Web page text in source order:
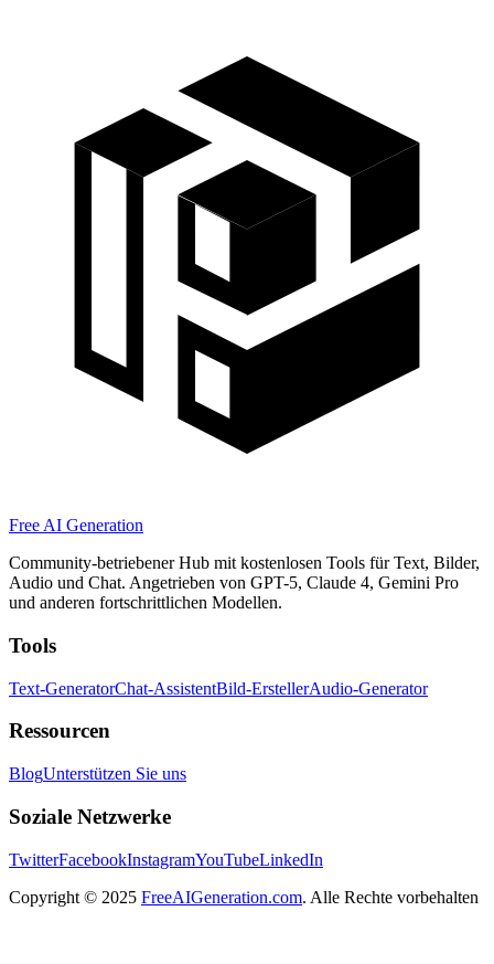
Free AI Generation
Community-betriebener Hub mit kostenlosen Tools für Text, Bilder,
Audio und Chat. Angetrieben von GPT-5, Claude 4, Gemini Pro
und anderen fortschrittlichen Modellen.
Tools
Text-GeneratorChat-AssistentBild-ErstellerAudio-Generator
Ressourcen
BlogUnterstützen Sie uns
Soziale Netzwerke
TwitterFacebookInstagramYouTubeLinkedIn
Copyright © 2025 FreeAIGeneration.com. Alle Rechte vorbehalten